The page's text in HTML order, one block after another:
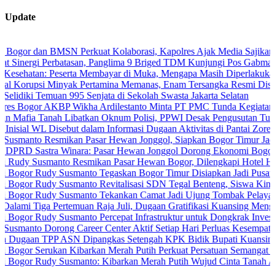
Update
BMSN Perkuat Kolaborasi, Kapolres Ajak Media Sajikan
Panglima 9 Briged TDM Kunjungi Pos Gabma Temajuk
Peserta Membayar di Muka, Mengapa Masih Diperlakukan
Minyak Pertamina Memanas, Enam Tersangka Resmi Diseret ke
995 Senjata di Sekolah Swasta Jakarta Selatan
AKBP Wikha Ardilestanto Minta PT PMC Tunda Kegiatan Demi
Libatkan Oknum Polisi, PPWI Desak Pengusutan Tuntas
Disebut dalam Informasi Dugaan Aktivitas di Pantai Zore, Bea
Resmikan Pasar Hewan Jonggol, Siapkan Bogor Timur Jadi Pusat
Winara: Pasar Hewan Jonggol Dorong Ekonomi Bogor Timur
Resmikan Pasar Hewan Bogor, Dilengkapi Hotel Hewan dan
Susmanto Tegaskan Bogor Timur Disiapkan Jadi Pusat
Susmanto Revitalisasi SDN Tegal Benteng, Siswa Kini Belajar
Susmanto Tekankan Camat Jadi Ujung Tombak Pelayanan
Pertemuan Raja Juli, Dugaan Gratifikasi Kuansing Menguat
Susmanto Percepat Infrastruktur untuk Dongkrak Investasi
Dorong Career Center Aktif Setiap Hari Perluas Kesempatan Kerja
ASN Dipangkas Setengah KPK Bidik Bupati Kuansing
Kibarkan Merah Putih Perkuat Persatuan Semangat
Susmanto: Kibarkan Merah Putih Wujud Cinta Tanah Air